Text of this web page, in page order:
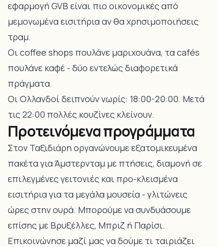
εφαρμογή GVB είναι πιο οικονομικές από
μεμονωμένα εισιτήρια αν θα χρησιμοποιήσεις
τραμ.
Οι coffee shops πουλάνε μαριχουάνα, τα cafés
πουλάνε καφέ - δύο εντελώς διαφορετικά
πράγματα.
Οι Ολλανδοί δειπνούν νωρίς: 18:00-20:00. Μετά
τις 22:00 πολλές κουζίνες κλείνουν.
Προτεινόμενα προγράμματα
Στον Ταξιδιάρη οργανώνουμε εξατομικευμένα
πακέτα για Άμστερνταμ με πτήσεις, διαμονή σε
επιλεγμένες γειτονιές και προ-κλεισμένα
εισιτήρια για τα μεγάλα μουσεία - γλιτώνεις
ώρες στην ουρά. Μπορούμε να συνδυάσουμε
επίσης με Βρυξέλλες, Μπριζ ή Παρίσι.
Επικοινώνησε μαζί μας να δούμε τι ταιριάζει